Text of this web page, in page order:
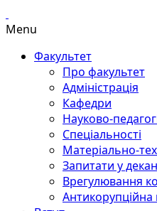
Menu
Факультет
Про факультет
Адміністрація
Кафедри
Науково-
Спеціальності
Матеріально-
Запитати у
Врегулювання
Антикорупційна